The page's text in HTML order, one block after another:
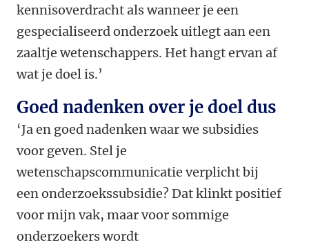
kennisoverdracht als wanneer je een
gespecialiseerd onderzoek uitlegt aan een
zaaltje wetenschappers. Het hangt ervan af
wat je doel is.’
Goed nadenken over je doel dus
‘Ja en goed nadenken waar we subsidies
voor geven. Stel je
wetenschapscommunicatie verplicht bij
een onderzoekssubsidie? Dat klinkt positief
voor mijn vak, maar voor sommige
onderzoekers wordt